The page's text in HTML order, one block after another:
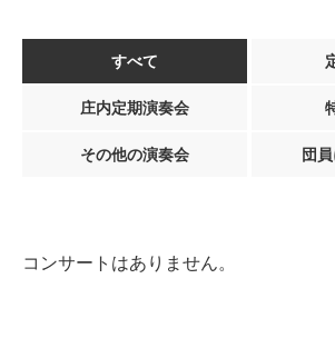
すべて
庄内定期演奏会
その他の演奏会 団
コンサートはありません。